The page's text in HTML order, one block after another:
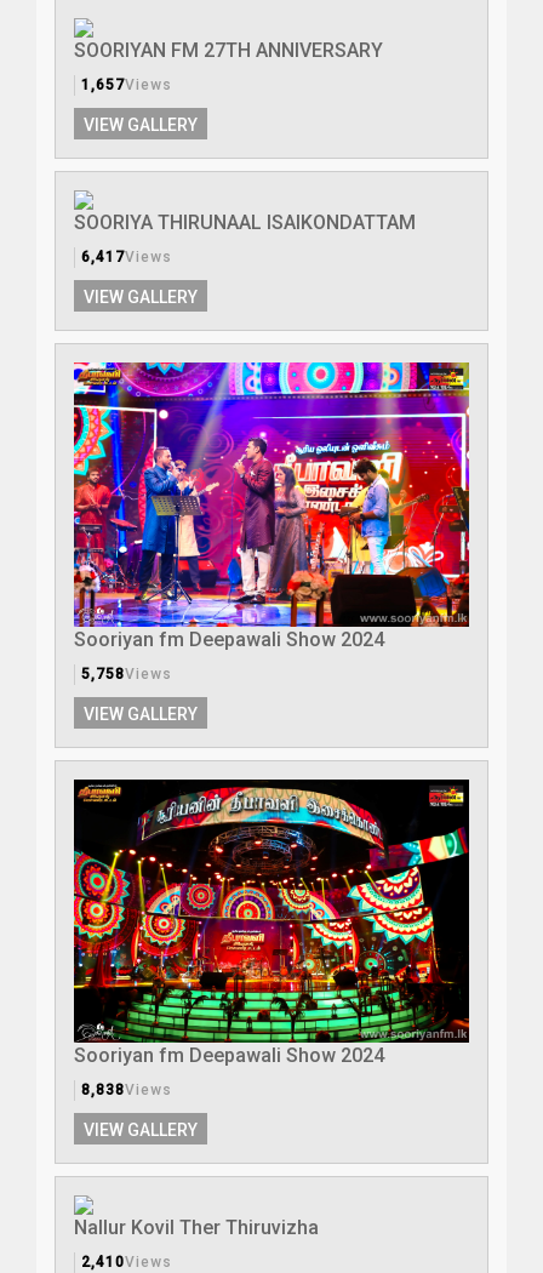
SOORIYAN FM 27TH ANNIVERSARY
1,657Views
VIEW GALLERY
SOORIYA THIRUNAAL ISAIKONDATTAM
6,417Views
VIEW GALLERY
Sooriyan fm Deepawali Show 2024
5,758Views
VIEW GALLERY
Sooriyan fm Deepawali Show 2024
8,838Views
VIEW GALLERY
Nallur Kovil Ther Thiruvizha
2,410Views